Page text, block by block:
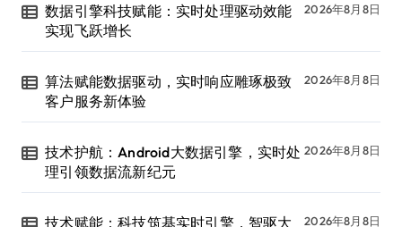
数据引擎科技赋能：实时处理驱动效能
实现飞跃增长
2026年8月8日
算法赋能数据驱动，实时响应雕琢极致
客户服务新体验
2026年8月8日
技术护航：Android大数据引擎，实时处
理引领数据流新纪元
2026年8月8日
技术赋能：科技筑基实时引擎，智驱大 2026年8月8日